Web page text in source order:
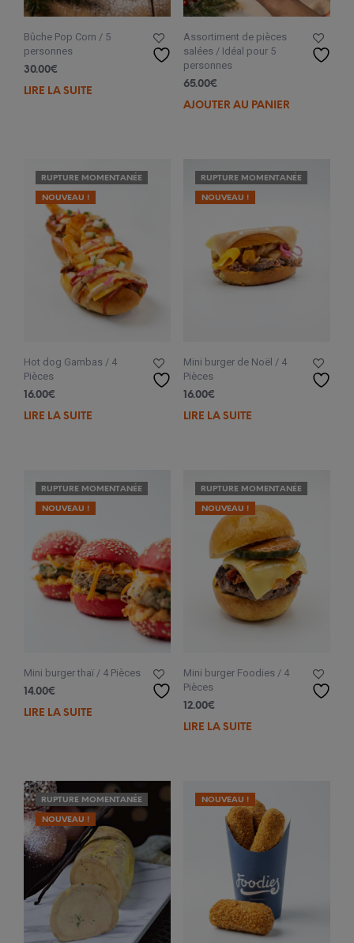
Bûche Pop Corn / 5
personnes
30.00€
LIRE LA SUITE
Assortiment de pièces
salées / Idéal pour 5
personnes
65.00€
AJOUTER AU PANIER
RUPTURE MOMENTANÉE
NOUVEAU !
Hot dog Gambas / 4
Pièces
16.00€
LIRE LA SUITE
RUPTURE MOMENTANÉE
NOUVEAU !
Mini burger de Noël / 4
Pièces
16.00€
LIRE LA SUITE
RUPTURE MOMENTANÉE
NOUVEAU !
Mini burger thaï / 4 Pièces
14.00€
LIRE LA SUITE
RUPTURE MOMENTANÉE
NOUVEAU !
Mini burger Foodies / 4
Pièces
12.00€
LIRE LA SUITE
RUPTURE MOMENTANÉE
NOUVEAU !
NOUVEAU !